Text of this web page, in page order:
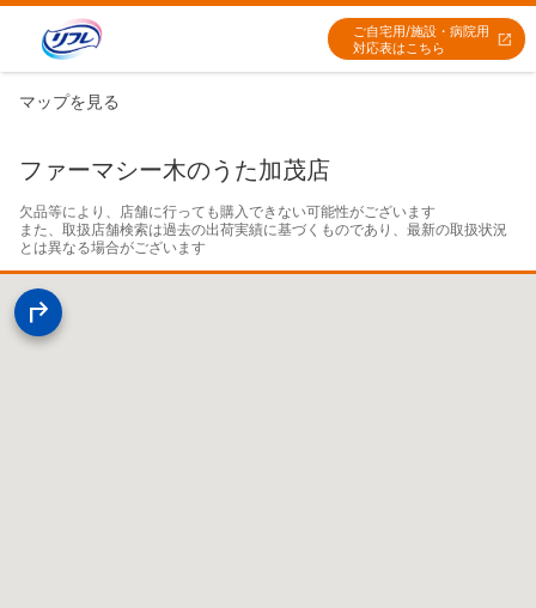
ご自宅用/施設・病院用
対応表はこちら
マップを見る
ファーマシー木のうた加茂店
欠品等により、店舗に行っても購入できない可能性がございます
また、取扱店舗検索は過去の出荷実績に基づくものであり、最新の取扱状況
とは異なる場合がございます